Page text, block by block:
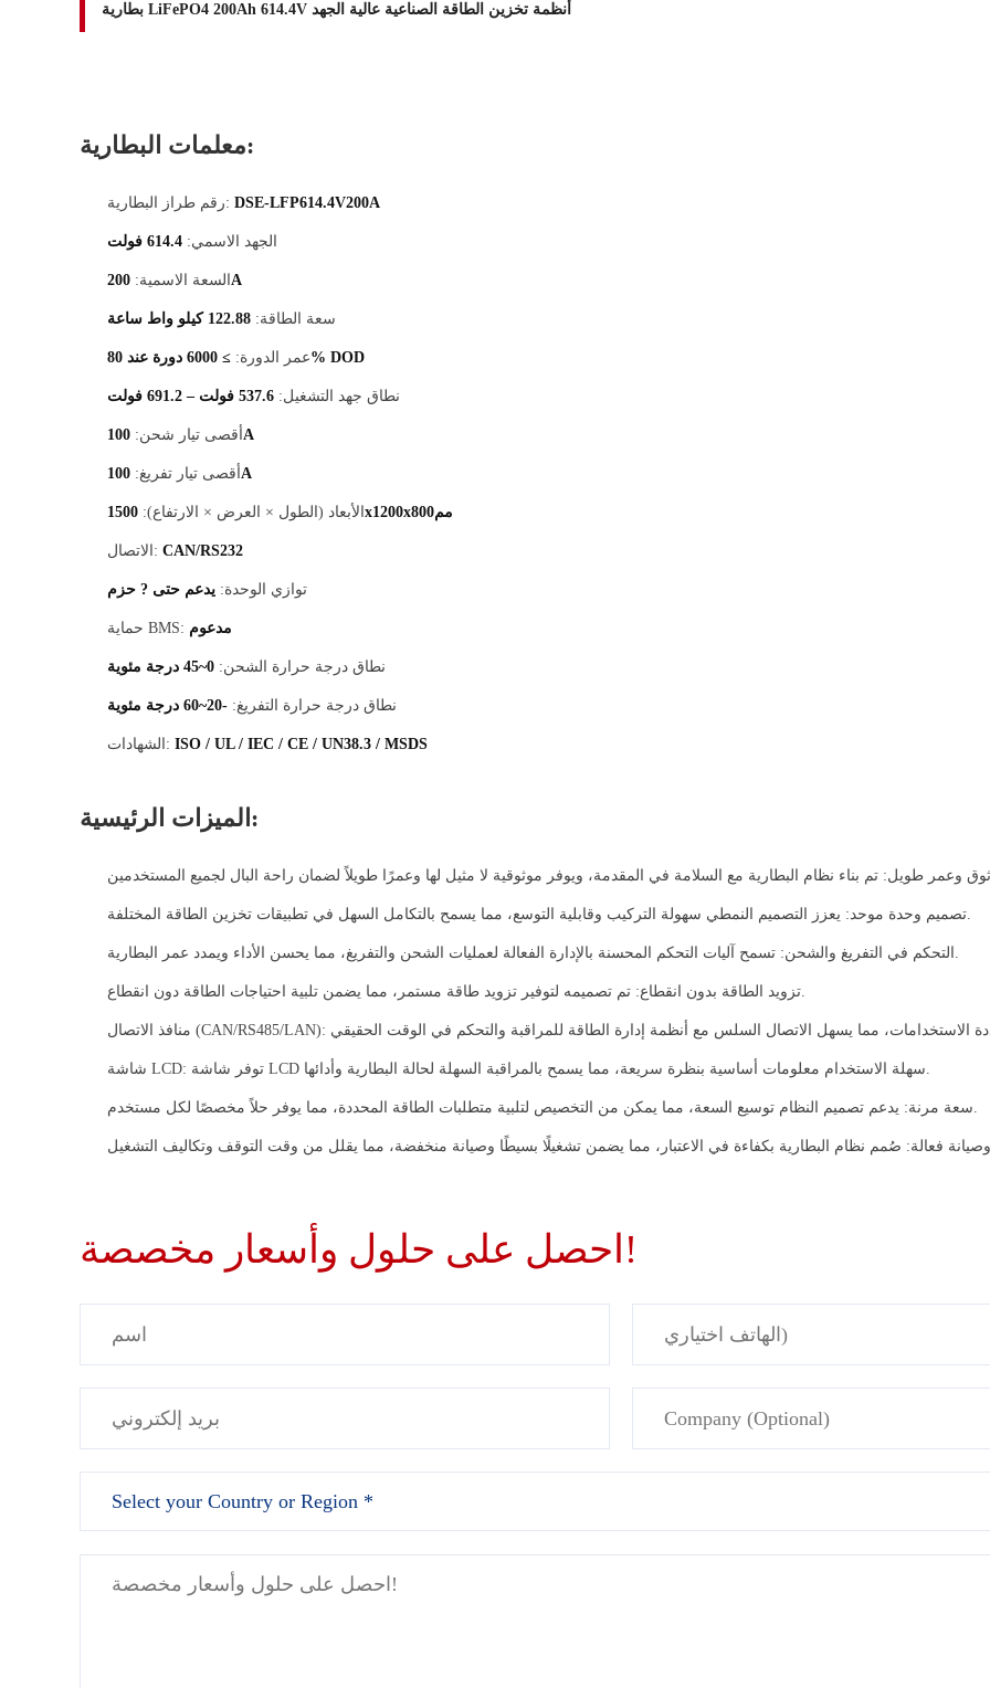
بطارية LiFePO4 200Ah 614.4V أنظمة تخزين الطاقة الصناعية عالية الجهد
معلمات البطارية:
رقم طراز البطارية: DSE-LFP614.4V200A
الجهد الاسمي: 614.4 فولت
السعة الاسمية: 200A
سعة الطاقة: 122.88 كيلو واط ساعة
عمر الدورة:≥ 6000 دورة عند 80% DOD
نطاق جهد التشغيل: 537.6 فولت – 691.2 فولت
أقصى تيار شحن: 100A
أقصى تيار تفريغ: 100A
الأبعاد (الطول × العرض × الارتفاع): 1500x1200x800مم
الاتصال: CAN/RS232
توازي الوحدة: يدعم حتى ? حزم
حماية BMS: مدعوم
نطاق درجة حرارة الشحن: 0~45 درجة مئوية
نطاق درجة حرارة التفريغ: -20~60 درجة مئوية
الشهادات: ISO / UL / IEC / CE / UN38.3 / MSDS
الميزات الرئيسية:
تصميم وحدة موحد: يعزز التصميم النمطي سهولة التركيب وقابلية التوسع، مما يسمح بالتكامل السهل في تطبيقات تخزين الطاقة المختلفة.
التحكم في التفريغ والشحن: تسمح آليات التحكم المحسنة بالإدارة الفعالة لعمليات الشحن والتفريغ، مما يحسن الأداء ويمدد عمر البطارية.
تزويد الطاقة بدون انقطاع: تم تصميمه لتوفير تزويد طاقة مستمر، مما يضمن تلبية احتياجات الطاقة دون انقطاع.
شاشة LCD: توفر شاشة LCD سهلة الاستخدام معلومات أساسية بنظرة سريعة، مما يسمح بالمراقبة السهلة لحالة البطارية وأدائها.
سعة مرنة: يدعم تصميم النظام توسيع السعة، مما يمكن من التخصيص لتلبية متطلبات الطاقة المحددة، مما يوفر حلاً مخصصًا لكل مستخدم.
احصل على حلول وأسعار مخصصة!